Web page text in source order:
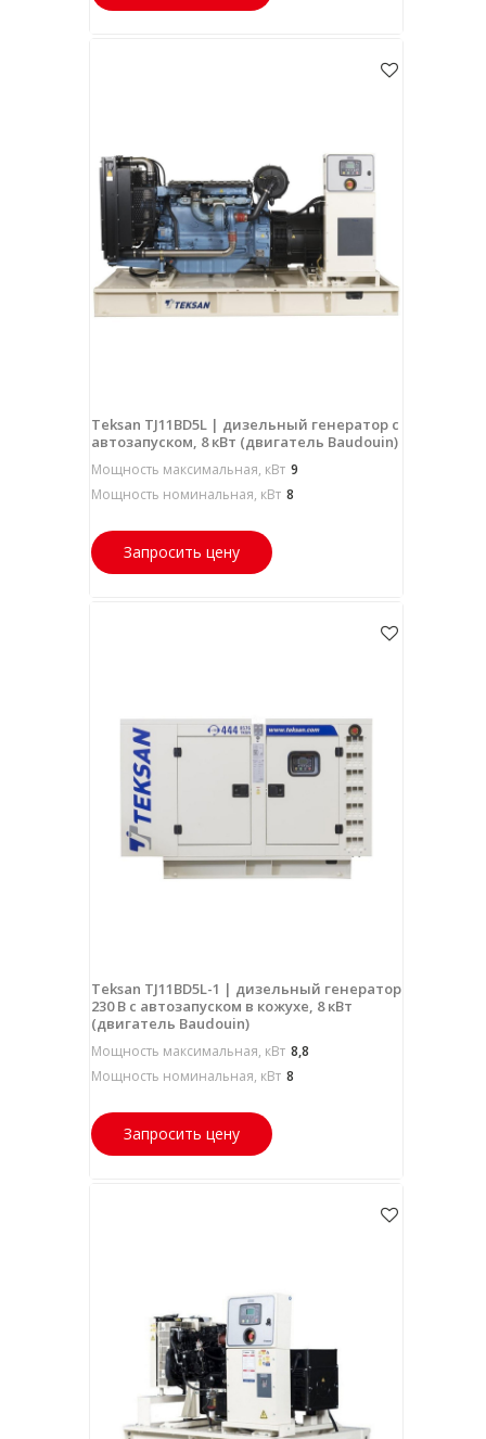
Teksan TJ11BD5L | дизельный генератор с
автозапуском, 8 кВт (двигатель Baudouin)
Мощность максимальная, кВт 9
Мощность номинальная, кВт 8
Запросить цену
Teksan TJ11BD5L-1 | дизельный генератор
230 В с автозапуском в кожухе, 8 кВт
(двигатель Baudouin)
Мощность максимальная, кВт 8,8
Мощность номинальная, кВт 8
Запросить цену